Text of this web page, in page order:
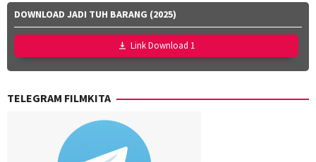
DOWNLOAD JADI TUH BARANG (2025)
Link Download 1
TELEGRAM FILMKITA